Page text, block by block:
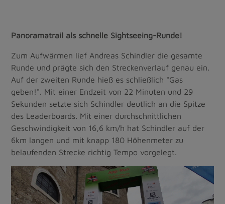
Panoramatrail als schnelle Sightseeing-Runde!
Zum Aufwärmen lief Andreas Schindler die gesamte
Runde und prägte sich den Streckenverlauf genau ein.
Auf der zweiten Runde hieß es schließlich "Gas
geben!". Mit einer Endzeit von 22 Minuten und 29
Sekunden setzte sich Schindler deutlich an die Spitze
des Leaderboards. Mit einer durchschnittlichen
Geschwindigkeit von 16,6 km/h hat Schindler auf der
6km langen und mit knapp 180 Höhenmeter zu
belaufenden Strecke richtig Tempo vorgelegt.